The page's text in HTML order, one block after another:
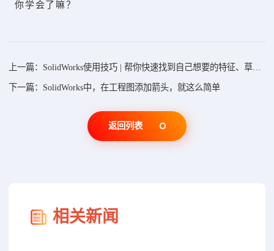
你学会了嘛？
下一篇：SolidWorks中，在工程图添加箭头，就这么简单
返回列表
相关新闻